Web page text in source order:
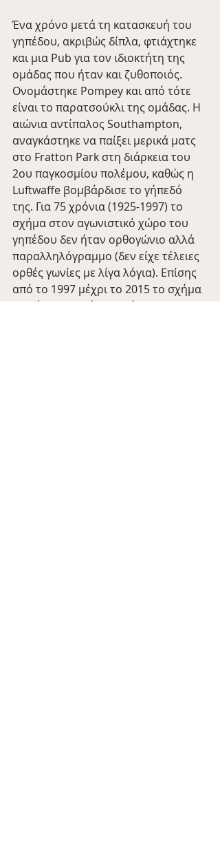
Ένα χρόνο μετά τη κατασκευή του
γηπέδου, ακριβώς δίπλα, φτιάχτηκε
και μια Pub για τον ιδιοκτήτη της
ομάδας που ήταν και ζυθοποιός.
Ονομάστηκε Pompey και από τότε
είναι το παρατσούκλι της ομάδας. Η
αιώνια αντίπαλος Southampton,
αναγκάστηκε να παίξει μερικά ματς
στο Fratton Park στη διάρκεια του
2ου παγκοσμίου πολέμου, καθώς η
Luftwaffe βομβάρδισε το γήπεδό
της. Για 75 χρόνια (1925-1997) το
σχήμα στον αγωνιστικό χώρο του
γηπέδου δεν ήταν ορθογώνιο αλλά
παραλληλόγραμμο (δεν είχε τέλειες
ορθές γωνίες με λίγα λόγια). Επίσης
από το 1997 μέχρι το 2015 το σχήμα
του ήταν τραπέζιο! Από το 2015